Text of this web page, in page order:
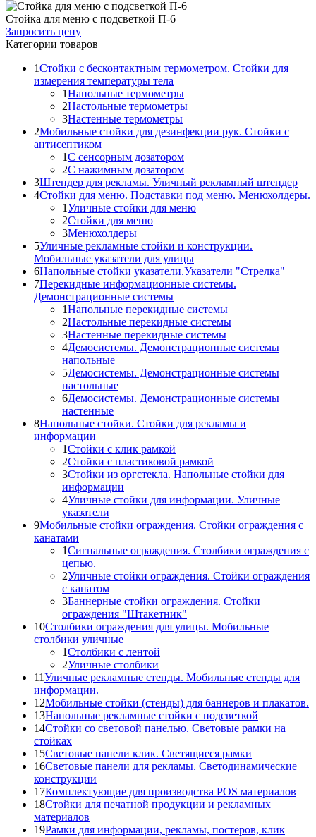
Стойка для меню с подсветкой П-6
Запросить цену
Категории товаров
1Стойки с бесконтактным термометром. Стойки для
измерения температуры тела
1Напольные термометры
2Настольные термометры
3Настенные термометры
2Мобильные стойки для дезинфекции рук. Стойки с
антисептиком
1С сенсорным дозатором
2С нажимным дозатором
3Штендер для рекламы. Уличный рекламный штендер
4Стойки для меню. Подставки под меню. Менюхолдеры.
1Уличные стойки для меню
2Стойки для меню
3Менюхолдеры
5Уличные рекламные стойки и конструкции.
Мобильные указатели для улицы
6Напольные стойки указатели.Указатели "Стрелка"
7Перекидные информационные системы.
Демонстрационные системы
1Напольные перекидные системы
2Настольные перекидные системы
3Настенные перекидные системы
4Демосистемы. Демонстрационные системы
напольные
5Демосистемы. Демонстрационные системы
настольные
6Демосистемы. Демонстрационные системы
настенные
8Напольные стойки. Стойки для рекламы и
информации
1Стойки с клик рамкой
2Стойки с пластиковой рамкой
3Стойки из оргстекла. Напольные стойки для
информации
4Уличные стойки для информации. Уличные
указатели
9Мобильные стойки ограждения. Стойки ограждения с
канатами
1Сигнальные ограждения. Столбики ограждения с
цепью.
2Уличные стойки ограждения. Стойки ограждения
с канатом
3Баннерные стойки ограждения. Стойки
ограждения "Штакетник"
10Столбики ограждения для улицы. Мобильные
столбики уличные
1Столбики с лентой
2Уличные столбики
11Уличные рекламные стенды. Мобильные стенды для
информации.
12Мобильные стойки (стенды) для баннеров и плакатов.
13Напольные рекламные стойки с подсветкой
14Стойки со световой панелью. Световые рамки на
стойках
15Световые панели клик. Светящиеся рамки
16Световые панели для рекламы. Светодинамические
конструкции
17Комплектующие для производства POS материалов
18Стойки для печатной продукции и рекламных
материалов
19Рамки для информации, рекламы, постеров, клик